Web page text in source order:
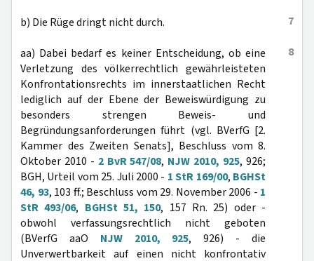
7
b) Die Rüge dringt nicht durch.
8
aa) Dabei bedarf es keiner Entscheidung, ob eine
Verletzung des völkerrechtlich gewährleisteten
Konfrontationsrechts im innerstaatlichen Recht
lediglich auf der Ebene der Beweiswürdigung zu
besonders strengen Beweis- und
Begründungsanforderungen führt (vgl. BVerfG [2.
Kammer des Zweiten Senats], Beschluss vom 8.
Oktober 2010 - 2 BvR 547/08, NJW 2010, 925, 926;
BGH, Urteil vom 25. Juli 2000 - 1 StR 169/00, BGHSt
46, 93, 103 ff.; Beschluss vom 29. November 2006 - 1
StR 493/06, BGHSt 51, 150, 157 Rn. 25) oder -
obwohl verfassungsrechtlich nicht geboten
(BVerfG aaO NJW 2010, 925, 926) - die
Unverwertbarkeit auf einen nicht konfrontativ